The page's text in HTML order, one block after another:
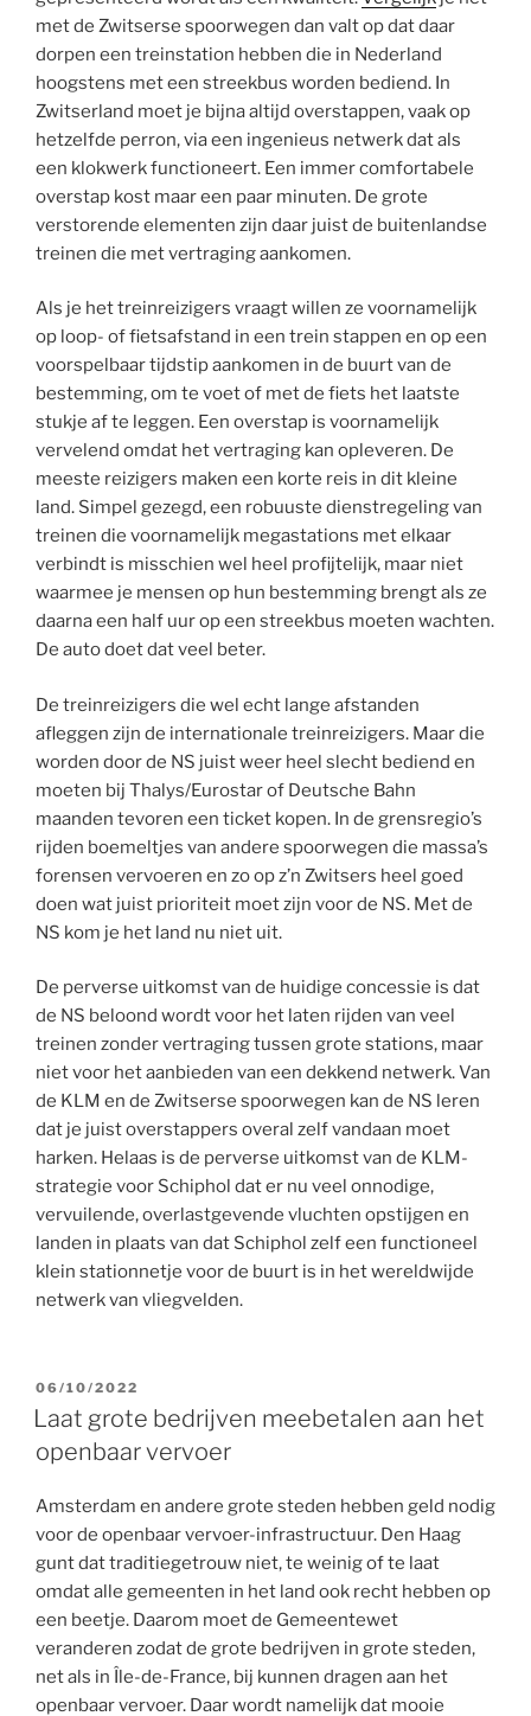
met de Zwitserse spoorwegen dan valt op dat daar
dorpen een treinstation hebben die in Nederland
hoogstens met een streekbus worden bediend. In
Zwitserland moet je bijna altijd overstappen, vaak op
hetzelfde perron, via een ingenieus netwerk dat als
een klokwerk functioneert. Een immer comfortabele
overstap kost maar een paar minuten. De grote
verstorende elementen zijn daar juist de buitenlandse
treinen die met vertraging aankomen.
Als je het treinreizigers vraagt willen ze voornamelijk
op loop- of fietsafstand in een trein stappen en op een
voorspelbaar tijdstip aankomen in de buurt van de
bestemming, om te voet of met de fiets het laatste
stukje af te leggen. Een overstap is voornamelijk
vervelend omdat het vertraging kan opleveren. De
meeste reizigers maken een korte reis in dit kleine
land. Simpel gezegd, een robuuste dienstregeling van
treinen die voornamelijk megastations met elkaar
verbindt is misschien wel heel profijtelijk, maar niet
waarmee je mensen op hun bestemming brengt als ze
daarna een half uur op een streekbus moeten wachten.
De auto doet dat veel beter.
De treinreizigers die wel echt lange afstanden
afleggen zijn de internationale treinreizigers. Maar die
worden door de NS juist weer heel slecht bediend en
moeten bij Thalys/Eurostar of Deutsche Bahn
maanden tevoren een ticket kopen. In de grensregio’s
rijden boemeltjes van andere spoorwegen die massa’s
forensen vervoeren en zo op z’n Zwitsers heel goed
doen wat juist prioriteit moet zijn voor de NS. Met de
NS kom je het land nu niet uit.
De perverse uitkomst van de huidige concessie is dat
de NS beloond wordt voor het laten rijden van veel
treinen zonder vertraging tussen grote stations, maar
niet voor het aanbieden van een dekkend netwerk. Van
de KLM en de Zwitserse spoorwegen kan de NS leren
dat je juist overstappers overal zelf vandaan moet
harken. Helaas is de perverse uitkomst van de KLM-
strategie voor Schiphol dat er nu veel onnodige,
vervuilende, overlastgevende vluchten opstijgen en
landen in plaats van dat Schiphol zelf een functioneel
klein stationnetje voor de buurt is in het wereldwijde
netwerk van vliegvelden.
GEPLAATST
OP
06/10/2022
Laat grote bedrijven meebetalen aan het
openbaar vervoer
Amsterdam en andere grote steden hebben geld nodig
voor de openbaar vervoer-infrastructuur. Den Haag
gunt dat traditiegetrouw niet, te weinig of te laat
omdat alle gemeenten in het land ook recht hebben op
een beetje. Daarom moet de Gemeentewet
veranderen zodat de grote bedrijven in grote steden,
net als in Île-de-France, bij kunnen dragen aan het
openbaar vervoer. Daar wordt namelijk dat mooie